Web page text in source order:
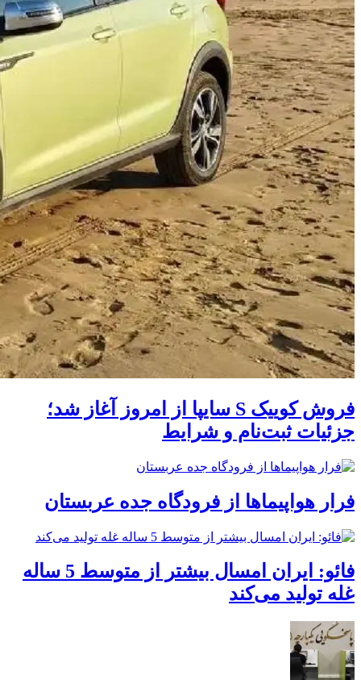
فروش کوییک S سایپا از امروز آغاز شد؛
جزئیات ثبت‌نام و شرایط
فرار هواپیماها از فرودگاه جده عربستان
فائو: ایران امسال بیشتر از متوسط 5 ساله
غله تولید می‌کند